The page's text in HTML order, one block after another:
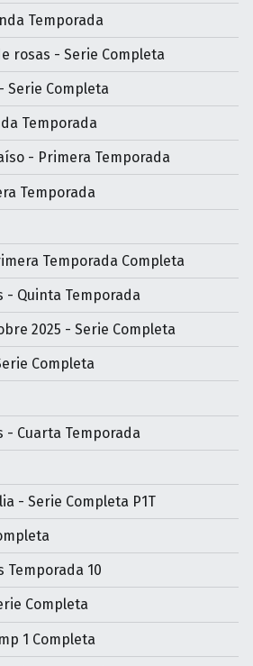
Temporada
rosas - Serie Completa
Serie Completa
Temporada
- Primera Temporada
Temporada
Temporada Completa
- Quinta Temporada
2025 - Serie Completa
Completa
- Cuarta Temporada
- Serie Completa P1T
Temporada 10
Completa
1 Completa